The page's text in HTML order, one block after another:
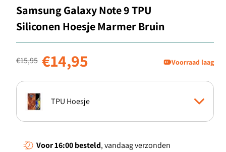
Samsung Galaxy Note 9 TPU
Siliconen Hoesje Marmer Bruin
Normale prijs
€15,95
Aanbiedingsprijs
€14,95 Voorraad laag
TPU Hoesje
Standcase Hoesje
Voor 16:00besteld, vandaag verzonden